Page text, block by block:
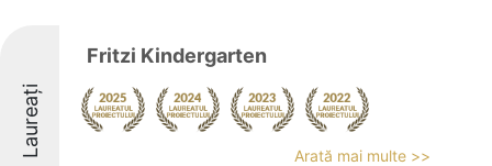
Laureați
Fritzi Kindergarten
Arată mai multe >>